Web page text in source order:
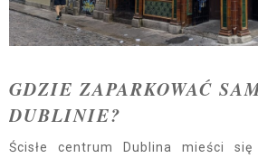
GDZIE ZAPARKOWAĆ
DUBLINIE?
Ścisłe centrum Dublina mieści